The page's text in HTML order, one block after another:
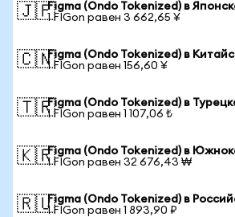
🇯🇵Figma (Ondo Tokenized) в
1 FIGon равен 3 662,65 ¥
🇨🇳Figma (Ondo Tokenized) в
1 FIGon равен 156,60 ¥
🇹🇷Figma (Ondo Tokenized) в
1 FIGon равен 1 107,06 ₺
🇰🇷Figma (Ondo Tokenized) в
1 FIGon равен 32 676,43 ₩
🇷🇺Figma (Ondo Tokenized) в
1 FIGon равен 1 893,90 ₽